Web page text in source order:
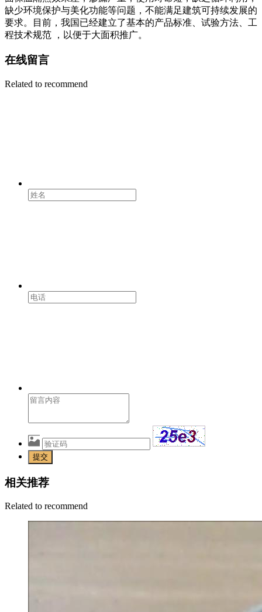
缺少环境保护与美化功能等问题，不能满足建筑可持续发展的
要求。目前，我国已经建立了基本的产品标准、试验方法、工
程技术规范 ，以便于大面积推广。
在线留言
Related to recommend
提交
相关推荐
Related to recommend